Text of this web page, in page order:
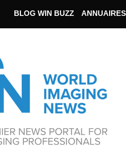
BLOG WIN BUZZ ANNUAIRES